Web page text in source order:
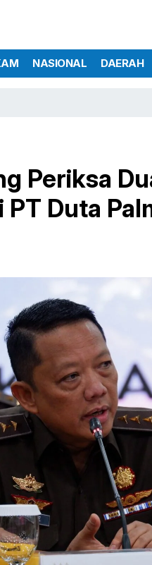
NASIONAL DAERAH
Periksa
Duta